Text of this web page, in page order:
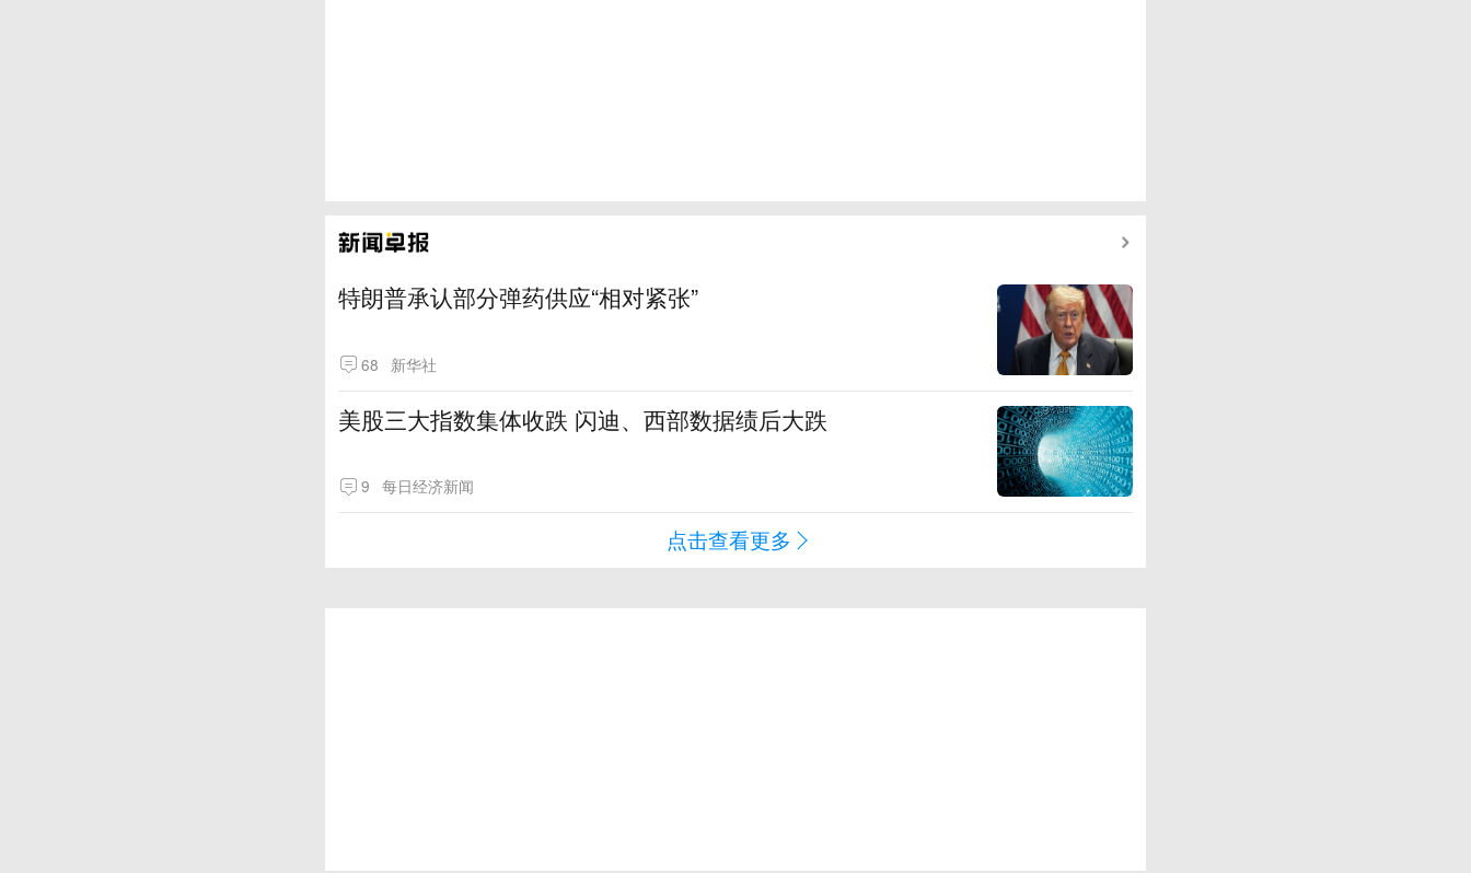
特朗普承认部分弹药供应“相对紧张”
68 新华社
美股三大指数集体收跌 闪迪、西部数据绩后大跌
9 每日经济新闻
点击查看更多